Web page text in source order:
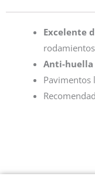
Excelente
Anti-huella
Pavimentos